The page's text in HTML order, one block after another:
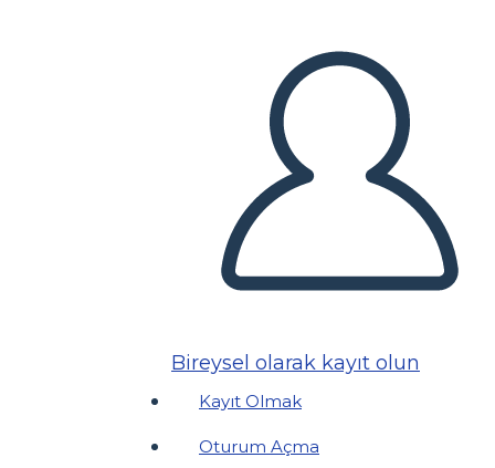
Bireysel olarak kayıt olun
Kayıt Olmak
Oturum Açma